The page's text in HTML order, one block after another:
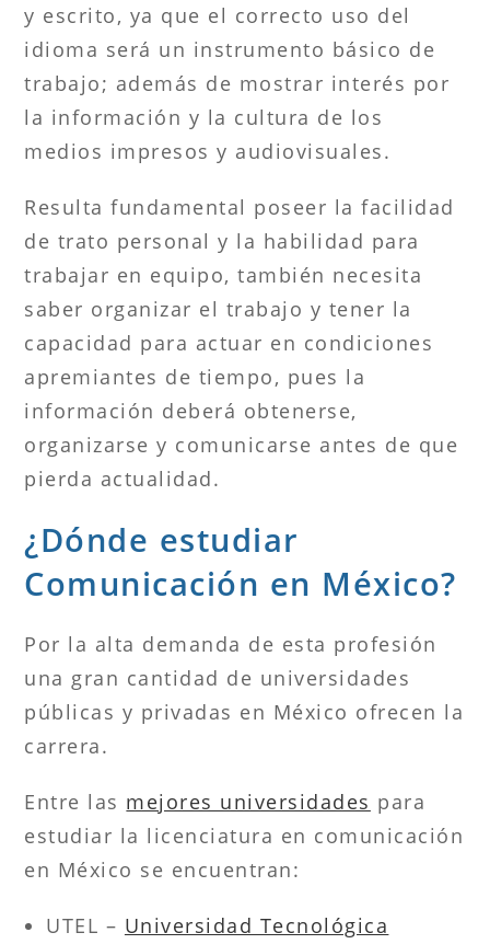
y escrito, ya que el correcto uso del
idioma será un instrumento básico de
trabajo; además de mostrar interés por
la información y la cultura de los
medios impresos y audiovisuales.
Resulta fundamental poseer la facilidad
de trato personal y la habilidad para
trabajar en equipo, también necesita
saber organizar el trabajo y tener la
capacidad para actuar en condiciones
apremiantes de tiempo, pues la
información deberá obtenerse,
organizarse y comunicarse antes de que
pierda actualidad.
¿Dónde estudiar
Comunicación en México?
Por la alta demanda de esta profesión
una gran cantidad de universidades
públicas y privadas en México ofrecen la
carrera.
Entre las mejores universidades para
estudiar la licenciatura en comunicación
en México se encuentran:
UTEL – Universidad Tecnológica